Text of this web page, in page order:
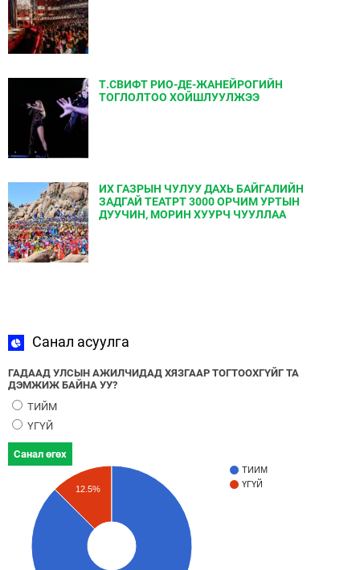
Т.СВИФТ РИО-ДЕ-ЖАНЕЙРОГИЙН
ТОГЛОЛТОО ХОЙШЛУУЛЖЭЭ
ИХ ГАЗРЫН ЧУЛУУ ДАХЬ БАЙГАЛИЙН
ЗАДГАЙ ТЕАТРТ 3000 ОРЧИМ УРТЫН
ДУУЧИН, МОРИН ХУУРЧ ЧУУЛЛАА
Санал асуулга
ГАДААД УЛСЫН АЖИЛЧИДАД ХЯЗГААР ТОГТООХГҮЙГ ТА
ДЭМЖИЖ БАЙНА УУ?
ТИЙМ
ҮГҮЙ
Санал өгөх
ТИЙМ
ҮГҮЙ
12.5%